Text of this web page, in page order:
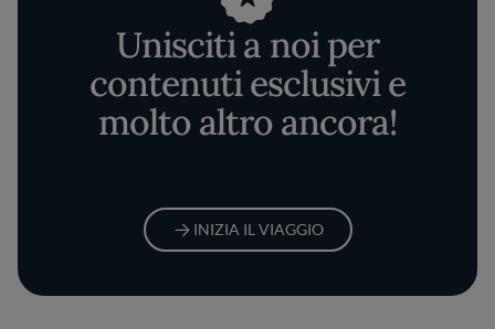
Unisciti a noi per
contenuti esclusivi e
molto altro ancora!
INIZIA IL VIAGGIO